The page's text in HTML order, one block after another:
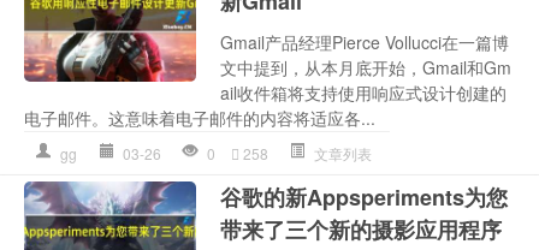
Gmail产品经理Pierce Vollucci在一篇博
文中提到，从本月底开始，Gmail和Gm
ail收件箱将支持使用响应式设计创建的
电子邮件。这意味着电子邮件的内容将适应各...
gg 03-26 0 258 文章列表
谷歌的新Appsperiments为您
带来了三个新的摄影应用程序